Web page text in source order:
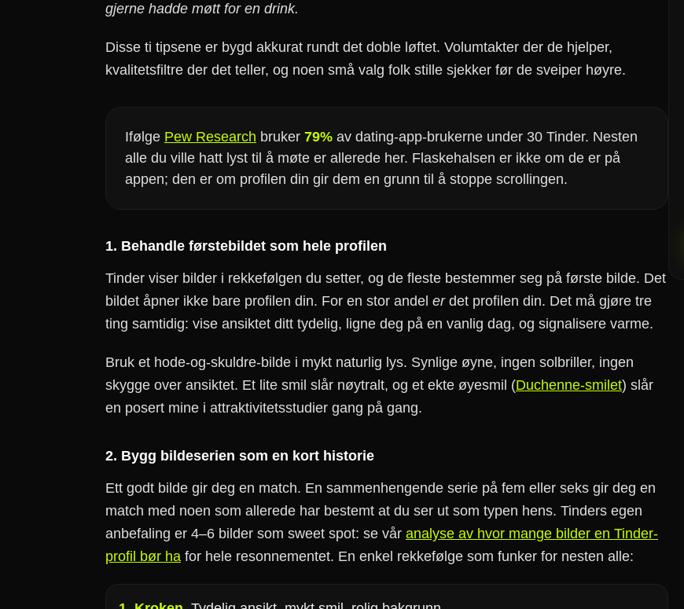
gjerne hadde møtt for en drink.
Disse ti tipsene er bygd akkurat rundt det doble løftet. Volumtakter der de hjelper,
kvalitetsfiltre der det teller, og noen små valg folk stille sjekker før de sveiper høyre.
Ifølge Pew Research bruker 79% av dating-app-brukerne under 30 Tinder. Nesten
alle du ville hatt lyst til å møte er allerede her. Flaskehalsen er ikke om de er på
appen; den er om profilen din gir dem en grunn til å stoppe scrollingen.
1. Behandle førstebildet som hele profilen
Tinder viser bilder i rekkefølgen du setter, og de fleste bestemmer seg på første bilde. Det
bildet åpner ikke bare profilen din. For en stor andel erdet profilen din. Det må gjøre tre
ting samtidig: vise ansiktet ditt tydelig, ligne deg på en vanlig dag, og signalisere varme.
Bruk et hode-og-skuldre-bilde i mykt naturlig lys. Synlige øyne, ingen solbriller, ingen
skygge over ansiktet. Et lite smil slår nøytralt, og et ekte øyesmil (Duchenne-smilet) slår
en posert mine i attraktivitetsstudier gang på gang.
2. Bygg bildeserien som en kort historie
Ett godt bilde gir deg en match. En sammenhengende serie på fem eller seks gir deg en
match med noen som allerede har bestemt at du ser ut som typen hens. Tinders egen
anbefaling er 4–6 bilder som sweet spot: se vår analyse av hvor mange bilder en Tinder-
profil bør ha for hele resonnementet. En enkel rekkefølge som funker for nesten alle: